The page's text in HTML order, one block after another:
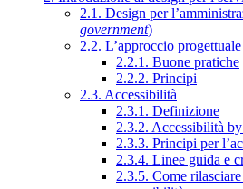
2.1. Design per
government)
2.2. L’approccio progettuale
2.2.1. Buone pratiche
2.2.2. Principi
2.3. Accessibilità
2.3.1. Definizione
2.3.2. Accessibilità
2.3.3. Principi per
2.3.4. Linee guida e
2.3.5. Come